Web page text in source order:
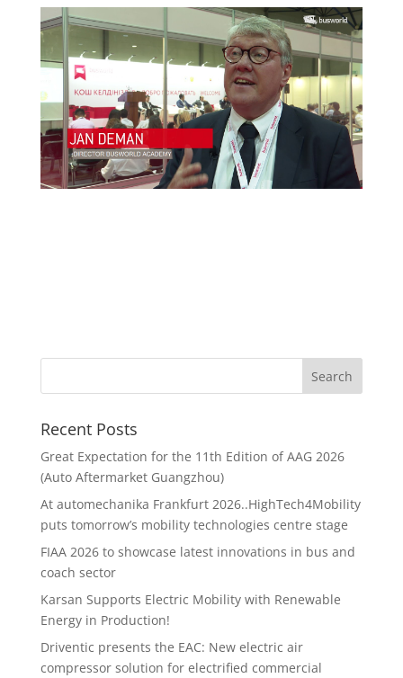
Recent Posts
Great Expectation for the 11th Edition of AAG 2026
(Auto Aftermarket Guangzhou)
At automechanika Frankfurt 2026..HighTech4Mobility
puts tomorrow’s mobility technologies centre stage
FIAA 2026 to showcase latest innovations in bus and
coach sector
Karsan Supports Electric Mobility with Renewable
Energy in Production!
Driventic presents the EAC: New electric air
compressor solution for electrified commercial